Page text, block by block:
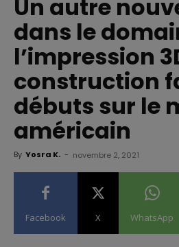
Un autre
dans le
l’impression
construction
débuts sur le
américain
By Yosra K. - novembre 2, 2021
Facebook X WhatsApp